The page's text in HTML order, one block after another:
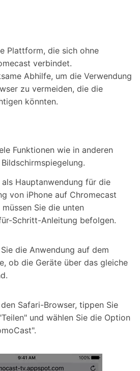
Plattform, die sich ohne
verbindet.
Abhilfe, um die Verwendung
zu vermeiden, die die
könnten.
Funktionen wie in anderen
Hauptanwendung für die
von iPhone auf Chromecast
Sie die unten
Schritt-Anleitung befolgen.
die Anwendung auf dem
ob die Geräte über das gleiche
Safari-Browser, tippen Sie
und wählen Sie die Option